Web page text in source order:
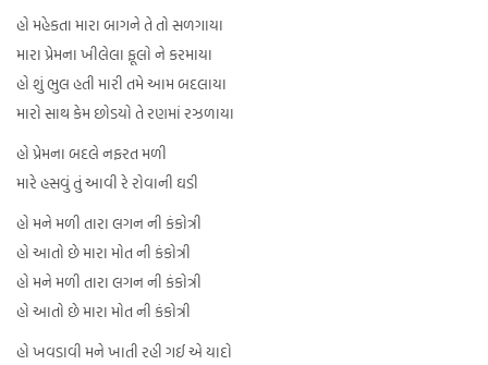
હો મહેકતા મારા બાગને તે તો સળગાયા
મારા પ્રેમના ખીલેલા ફૂલો ને કરમાયા
હો શું ભુલ હતી મારી તમે આમ બદલાયા
મારો સાથ કેમ છોડયો તે રણમાં રઝળાયા
હો પ્રેમના બદલે નફરત મળી
મારે હસવું તું આવી રે રોવાની ઘડી
હો મને મળી તારા લગન ની કંકોત્રી
હો આતો છે મારા મોત ની કંકોત્રી
હો મને મળી તારા લગન ની કંકોત્રી
હો આતો છે મારા મોત ની કંકોત્રી
હો ખવડાવી મને ખાતી રહી ગઈ એ યાદો